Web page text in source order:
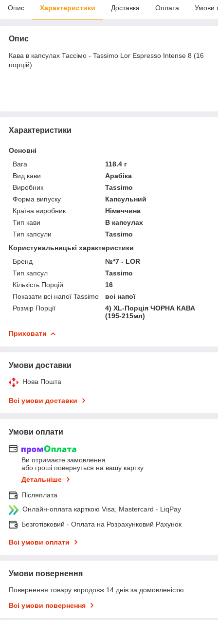
Опис Характеристики Доставка Оплата Умови
Опис
Кава в капсулах Тассімо - Tassimo Lor Espresso Intense 8 (16
порцій)
Характеристики
Основні
Вага
118.4 г
Вид кави
Арабіка
Виробник
Tassimo
Форма випуску
Капсульний
Країна виробник
Німеччина
Тип кави
В капсулах
Тип капсули
Tassimo
Користувальницькі характеристики
Бренд
№*7 - LOR
Тип капсул
Tassimo
Кількість Порцій
16
Показати всі напої Tassimo
всі напої
Розмір Порції
4) XL-Порція ЧОРНА КАВА
(195-215мл)
Приховати
Умови доставки
Нова Пошта
Всі умови доставки
Умови оплати
Ви отримаєте замовлення
або гроші повернуться на вашу картку
Детальніше
Післяплата
Онлайн-оплата карткою Visa, Mastercard - LiqPay
Безготівковий - Оплата на Розрахунковий Рахунок
Всі умови оплати
Умови повернення
Повернення товару впродовж 14 днів за домовленістю
Всі умови повернення